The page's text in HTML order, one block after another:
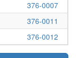
376-0007
376-0011
376-0012